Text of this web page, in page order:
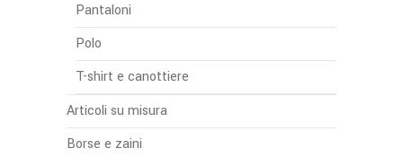
Pantaloni
Polo
T-shirt e canottiere
Articoli su misura
Borse e zaini